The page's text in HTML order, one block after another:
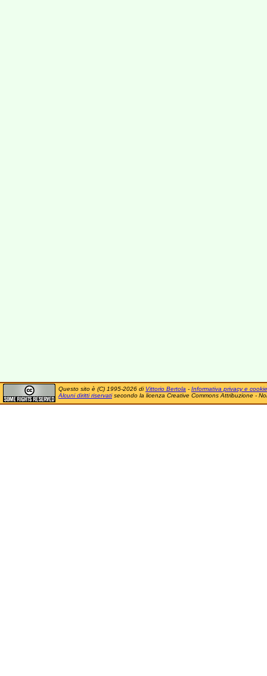
Questo sito è (C) 1995-2026 di Vittorio Bertola - Informativa privacy e cookie
Alcuni diritti riservatisecondo la licenza Creative Commons Attribuzione -